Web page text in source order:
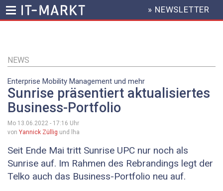
Inhalt
HEADER
MENU
» NEWSLETTER
NEWS
Enterprise Mobility Management und mehr
Sunrise präsentiert aktualisiertes
Business-Portfolio
Mo 13.06.2022 - 17:16 Uhr
von Yannick Züllig und lha
Seit Ende Mai tritt Sunrise UPC nur noch als
Sunrise auf. Im Rahmen des Rebrandings legt der
Telko auch das Business-Portfolio neu auf.